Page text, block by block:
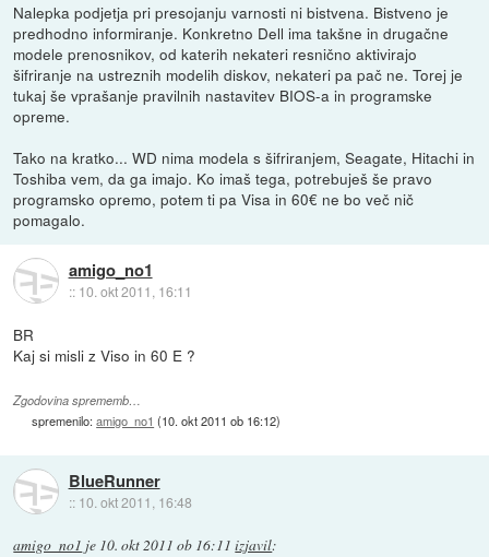
Nalepka podjetja pri presojanju varnosti ni bistvena. Bistveno je
predhodno informiranje. Konkretno Dell ima takšne in drugačne
modele prenosnikov, od katerih nekateri resnično aktivirajo
šifriranje na ustreznih modelih diskov, nekateri pa pač ne. Torej je
tukaj še vprašanje pravilnih nastavitev BIOS-a in programske
opreme.
Tako na kratko... WD nima modela s šifriranjem, Seagate, Hitachi in
Toshiba vem, da ga imajo. Ko imaš tega, potrebuješ še pravo
programsko opremo, potem ti pa Visa in 60€ ne bo več nič
pomagalo.
amigo_no1
:: 10. okt 2011, 16:11
BR
Kaj si misli z Viso in 60 E ?
Zgodovina sprememb…
spremenilo:amigo_no1 (10. okt 2011 ob 16:12)
BlueRunner
:: 10. okt 2011, 16:48
amigo_no1 je 10. okt 2011 ob 16:11 izjavil: